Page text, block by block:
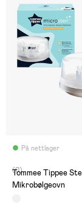
På nettlager
(0)
Tommee Tippee
Mikrobølgeovn